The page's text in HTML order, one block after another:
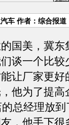
车 作者：综合报道
美，冀东
谈一个比较
让厂家更好
他为了提高
总经理放到
，他手下很